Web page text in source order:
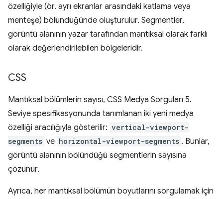
özelliğiyle (ör. ayrı ekranlar arasındaki katlama veya
menteşe) bölündüğünde oluşturulur. Segmentler,
görüntü alanının yazar tarafından mantıksal olarak farklı
olarak değerlendirilebilen bölgeleridir.
CSS
Mantıksal bölümlerin sayısı, CSS Medya Sorguları 5.
Seviye spesifikasyonunda tanımlanan iki yeni medya
özelliği aracılığıyla gösterilir: vertical-viewport-
segments ve horizontal-viewport-segments . Bunlar,
görüntü alanının bölündüğü segmentlerin sayısına
çözünür.
Ayrıca, her mantıksal bölümün boyutlarını sorgulamak için